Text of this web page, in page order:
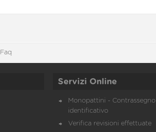
Faq
Servizi Online
Monopattini - Contrassegno
identificativo
Verifica revisioni effettuate